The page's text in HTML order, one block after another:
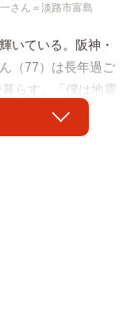
さん＝淡路市富島
いている。阪神・
（77）は長年過ご
らす。「僕は地震
の最期も見てない
ができなかったの